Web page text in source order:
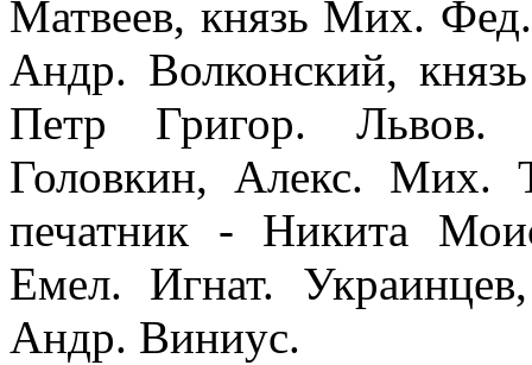
Матвеев, князь Мих.
Андр. Волконский,
Петр Григор. Львов.
Головкин, Алекс. Мих.
печатник - Никита
Емел. Игнат.
Андр. Виниус.